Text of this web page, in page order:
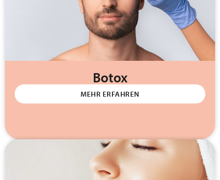
Botox
MEHR ERFAHREN